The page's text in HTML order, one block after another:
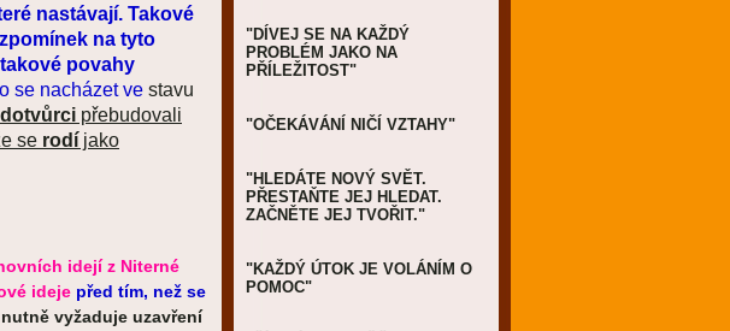
nastávají. Takové
na tyto
povahy
se nacházet ve stavu
přebudovali
se rodí jako
idejí z Niterné
ideje před tím, než se
nutně vyžaduje uzavření
"DÍVEJ SE NA KAŽDÝ
PROBLÉM JAKO NA
PŘÍLEŽITOST"
"OČEKÁVÁNÍ NIČÍ VZTAHY"
"HLEDÁTE NOVÝ SVĚT.
PŘESTAŇTE JEJ HLEDAT.
ZAČNĚTE JEJ TVOŘIT."
"KAŽDÝ ÚTOK JE VOLÁNÍM O
POMOC"